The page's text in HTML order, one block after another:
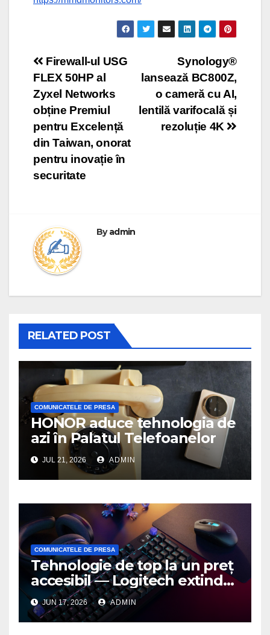
Post
navigation
Synology®
lansează BC800Z,
o cameră cu AI,
lentilă varifocală și
rezoluție 4K
Firewall-ul USG
FLEX 50HP al
Zyxel Networks
obține Premiul
pentru Excelență
din Taiwan, onorat
pentru inovație în
securitate
Byadmin
RELATED POST
COMUNICATELE DE PRESA
HONOR aduce tehnologia de
azi în Palatul Telefoanelor
JUL 21, 2026 ADMIN
COMUNICATELE DE PRESA
Tehnologie de top la un preț
accesibil — Logitech extinde
seria G3 cu un nou mouse și
o nouă tastatură pentru
gaming pe PC
JUN 17, 2026 ADMIN